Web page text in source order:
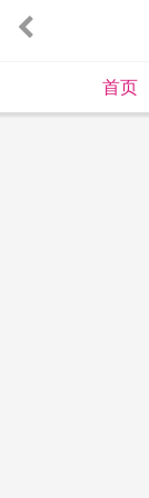
首页